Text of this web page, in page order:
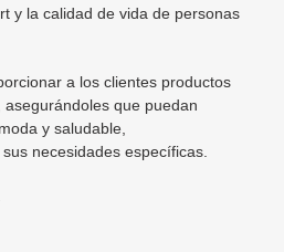
y la calidad de vida de personas
a los clientes productos
que puedan
y saludable,
necesidades específicas.